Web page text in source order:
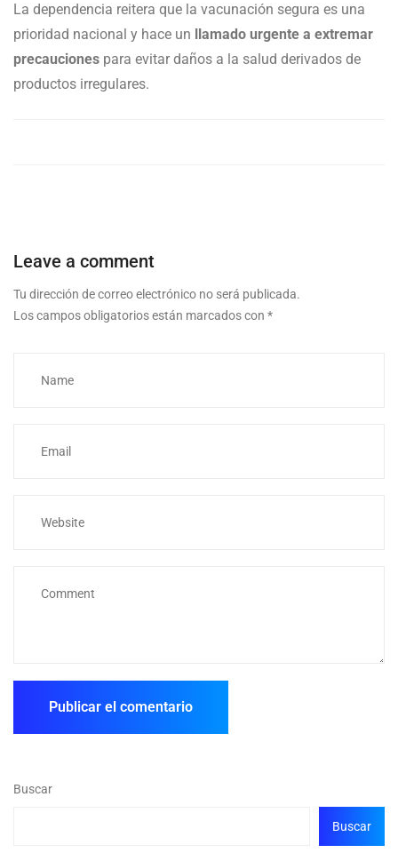
La dependencia reitera que la vacunación segura es una
prioridad nacional y hace un llamado urgente a extremar
precauciones para evitar daños a la salud derivados de
productos irregulares.
Leave a comment
Tu dirección de correo electrónico no será publicada.
Los campos obligatorios están marcados con *
Buscar
Buscar